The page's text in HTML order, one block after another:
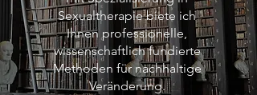
Sexualtherapie biete ich
Ihnen professionelle,
wissenschaftlich fundierte
Methoden für nachhaltige
Veränderung.